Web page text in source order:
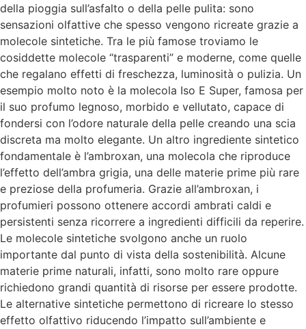
della pioggia sull’asfalto o della pelle pulita: sono
sensazioni olfattive che spesso vengono ricreate grazie a
molecole sintetiche. Tra le più famose troviamo le
cosiddette molecole “trasparenti” e moderne, come quelle
che regalano effetti di freschezza, luminosità o pulizia. Un
esempio molto noto è la molecola Iso E Super, famosa per
il suo profumo legnoso, morbido e vellutato, capace di
fondersi con l’odore naturale della pelle creando una scia
discreta ma molto elegante. Un altro ingrediente sintetico
fondamentale è l’ambroxan, una molecola che riproduce
l’effetto dell’ambra grigia, una delle materie prime più rare
e preziose della profumeria. Grazie all’ambroxan, i
profumieri possono ottenere accordi ambrati caldi e
persistenti senza ricorrere a ingredienti difficili da reperire.
Le molecole sintetiche svolgono anche un ruolo
importante dal punto di vista della sostenibilità. Alcune
materie prime naturali, infatti, sono molto rare oppure
richiedono grandi quantità di risorse per essere prodotte.
Le alternative sintetiche permettono di ricreare lo stesso
effetto olfattivo riducendo l’impatto sull’ambiente e